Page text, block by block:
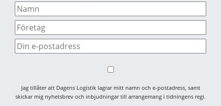
Jag tillåter att Dagens Logistik lagrar mitt namn och e-postadress, samt
skickar mig nyhetsbrev och inbjudningar till arrangemang i tidningens regi.